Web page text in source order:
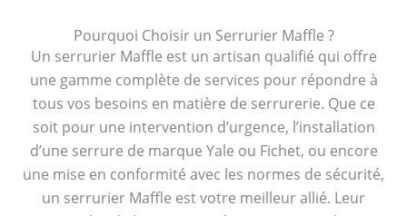
Pourquoi Choisir un Serrurier Maffle ?
Un serrurier Maffle est un artisan qualifié qui offre
une gamme complète de services pour répondre à
tous vos besoins en matière de serrurerie. Que ce
soit pour une intervention d’urgence, l’installation
d’une serrure de marque Yale ou Fichet, ou encore
une mise en conformité avec les normes de sécurité,
un serrurier Maffle est votre meilleur allié. Leur